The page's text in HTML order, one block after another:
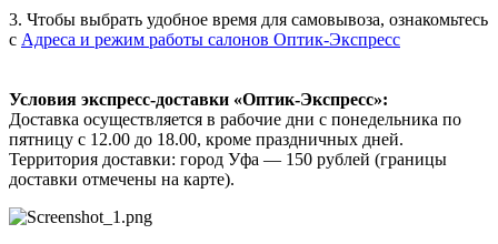
3. Чтобы выбрать удобное время для самовывоза, ознакомьтесь
с Адреса и режим работы салонов Оптик-Экспресс
Условия экспресс-доставки «Оптик-Экспресс»:
Доставка осуществляется в рабочие дни с понедельника по
пятницу с 12.00 до 18.00, кроме праздничных дней.
Территория доставки: город Уфа — 150 рублей (границы
доставки отмечены на карте).